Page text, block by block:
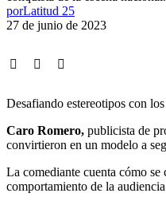
porLatitud 25
27 de junio de 2023
Desafiando estereotipos con
Caro Romero, publicista de
convirtieron en un modelo a
La comediante cuenta cómo
comportamiento de la